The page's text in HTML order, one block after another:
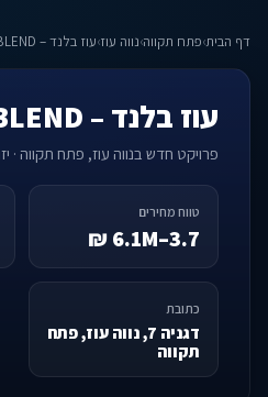
דף הבית›פתח תקווה›נווה עוז›עוז בלנד – OZ BLEND
עוז בלנד – OZ BLEND
פרויקט חדש בנווה עוז, פתח תקווה ·
טווח מחירים
3.7–6.1M ₪
כתובת
דגניה 7, נווה עוז, פתח
תקווה